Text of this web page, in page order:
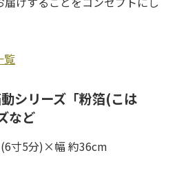
覧
シリーズ「粉箔(こは
など
寸5分)×幅 約36cm